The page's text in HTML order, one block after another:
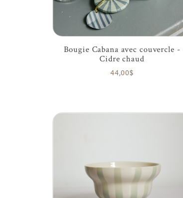
Bougie Cabana avec couvercle -
Cidre chaud
44,00$